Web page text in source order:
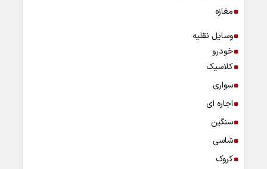
مغازه
وسایل نقلیه
خودرو
کلاسیک
سواری
اجاره ای
سنگین
شاسی
کروک